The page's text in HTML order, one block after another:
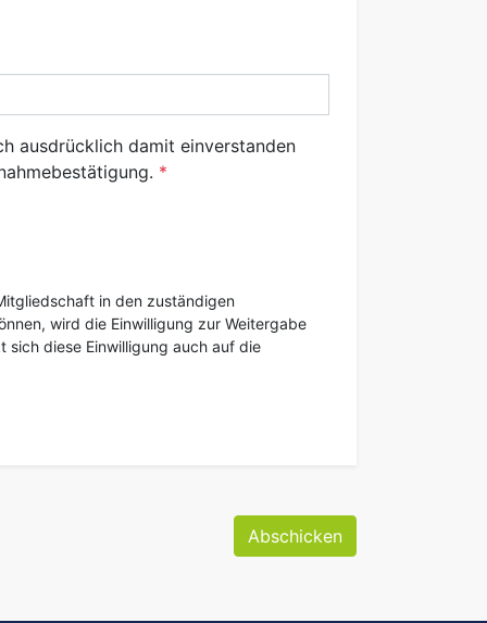
ausdrücklich damit einverstanden
in den zuständigen
wird die Einwilligung zur Weitergabe
sich diese Einwilligung auch auf die